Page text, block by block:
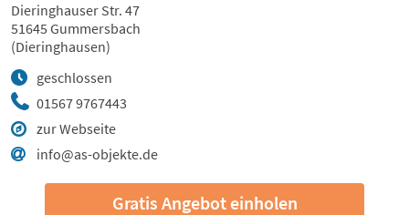
01567 9767443
zur Webseite
info@as-objekte.de
geschlossen
Dieringhauser Str. 47
51645 Gummersbach
(Dieringhausen)
Gratis Angebot einholen